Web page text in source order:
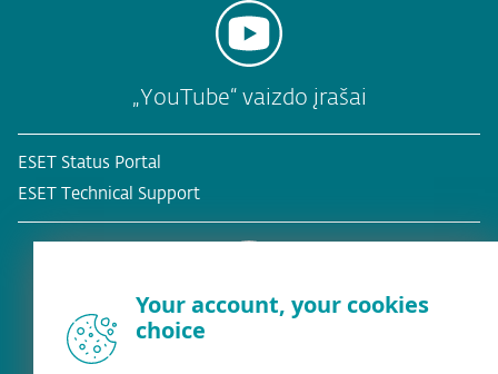
„YouTube“ vaizdo įrašai
ESET Status Portal
ESET Technical Support
Esamas klientas?
Your account, your cookies
choice